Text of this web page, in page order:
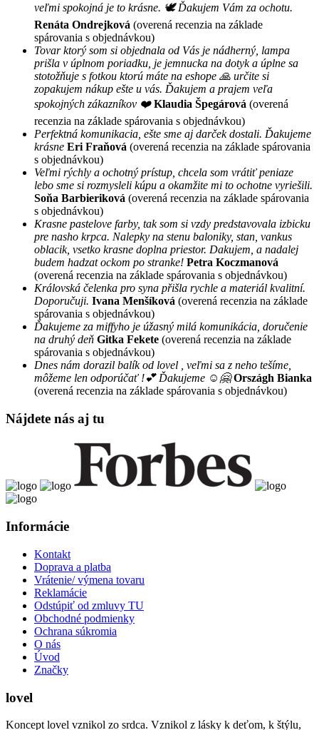
veľmi spokojná je to krásne. 🕊 Ďakujem Vám za ochotu.
Renáta Ondrejková (overená recenzia na základe
spárovania s objednávkou)
Tovar ktorý som si objednala od Vás je nádherný, lampa
prišla v úplnom poriadku, je jemnucka na dotyk a úplne sa
stotožňuje s fotkou ktorú máte na eshope 🙏 určite si
zopakujem nákup ešte u vás. Ďakujem a prajem veľa
spokojných zákazníkov ❤️ Klaudia Špegárová (overená
recenzia na základe spárovania s objednávkou)
Perfektná komunikacia, ešte sme aj darček dostali. Ďakujeme
krásne Eri Fraňová (overená recenzia na základe spárovania
s objednávkou)
Veľmi rýchly a ochotný prístup, chcela som vrátiť peniaze
lebo sme si rozmysleli kúpu a okamžite mi to ochotne vyriešili.
Soňa Barbieriková (overená recenzia na základe spárovania
s objednávkou)
Krasne pastelove farby, tak som si vzdy predstavovala izbicku
pre nasho krpca. Nalepky na stenu baloniky, stan, vankus
oblacik, vsetko krasne doplna priestor. Dakujem, a nadalej
budem hadzat ockom po stranke! Petra Koczmanová
(overená recenzia na základe spárovania s objednávkou)
Královská čelenka pro syna přišla rychle a materiál kvalitní.
Doporučuji. Ivana Menšíková (overená recenzia na základe
spárovania s objednávkou)
Ďakujeme za miffyho je úžasný milá komunikácia, doručenie
na druhý deň Gitka Fekete (overená recenzia na základe
spárovania s objednávkou)
Dnes nám dorazil balík od lovel , veľmi sa z neho tešíme,
môžeme len odporúčať !💕 Ďakujeme ☺️🤗 Országh Bianka
(overená recenzia na základe spárovania s objednávkou)
Nájdete nás aj tu
Informácie
Kontakt
Doprava a platba
Vrátenie/ výmena tovaru
Reklamácie
Odstúpiť od zmluvy TU
Obchodné podmienky
Ochrana súkromia
O nás
Úvod
Značky
lovel
Koncept lovel vznikol zo srdca. Vznikol z lásky k deťom, k štýlu,